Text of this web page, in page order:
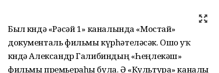
Был көндә «Рәсәй 1» каналында «Мостай»
документаль фильмы күрһәтеләсәк. Ошо уҡ
көндә Александр Галибиндың «Һеңлекәш»
фильмы премьераһы була. Ә «Культура» каналы